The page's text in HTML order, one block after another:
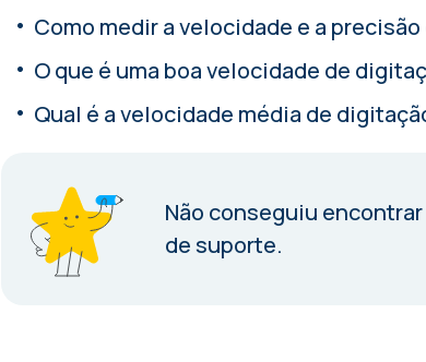
Como medir a velocidade e a
O que é uma boa velocidade de
Qual é a velocidade média de
Não conseguiu
de suporte.